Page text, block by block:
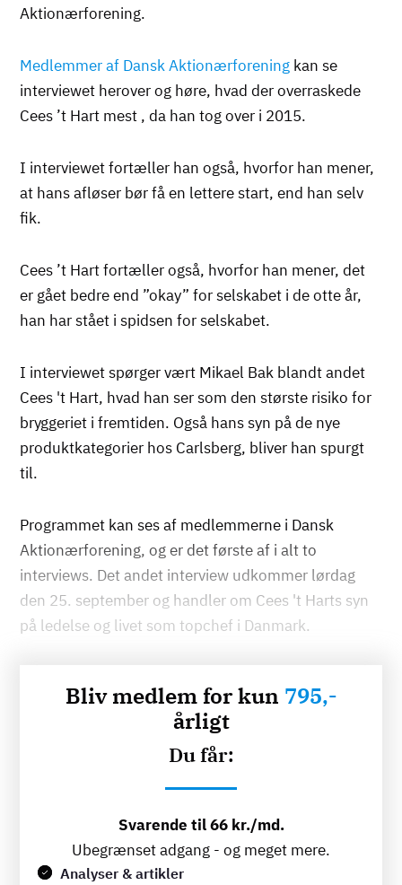
Aktionærforening.
Medlemmer af Dansk Aktionærforening kan se
interviewet herover og høre, hvad der overraskede
Cees ’t Hart mest , da han tog over i 2015.
I interviewet fortæller han også, hvorfor han mener,
at hans afløser bør få en lettere start, end han selv
fik.
Cees ’t Hart fortæller også, hvorfor han mener, det
er gået bedre end ”okay” for selskabet i de otte år,
han har stået i spidsen for selskabet.
I interviewet spørger vært Mikael Bak blandt andet
Cees 't Hart, hvad han ser som den største risiko for
bryggeriet i fremtiden. Også hans syn på de nye
produktkategorier hos Carlsberg, bliver han spurgt
til.
Programmet kan ses af medlemmerne i Dansk
Aktionærforening, og er det første af i alt to
interviews. Det andet interview udkommer lørdag
den 25. september og handler om Cees 't Harts syn
på ledelse og livet som topchef i Danmark.
Bliv medlem for kun 795,-
årligt
Du får:
Svarende til 66 kr./md.
Ubegrænset adgang - og meget mere.
Analyser & artikler